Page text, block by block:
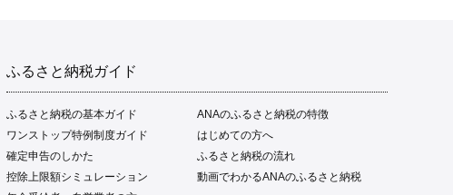
ふるさと納税ガイド
ふるさと納税の基本ガイド
ANAのふるさと納税の特徴
ワンストップ特例制度ガイド
はじめての方へ
確定申告のしかた
ふるさと納税の流れ
控除上限額シミュレーション
動画でわかるANAのふるさと納税